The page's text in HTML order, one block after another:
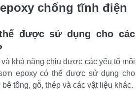
chống tĩnh điện
được sử dụng cho các
khả năng chịu được các yếu tố môi
epoxy có thể được sử dụng cho
tông, gỗ, thép và các vật liệu khác.